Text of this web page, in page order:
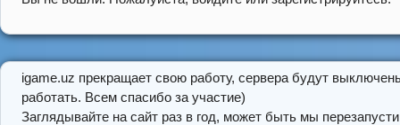
igame.uz прекращает свою работу, сервера будут
работать. Всем спасибо за участие)
Заглядывайте на сайт раз в год, может быть мы